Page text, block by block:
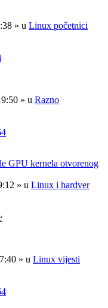
» u Linux početnici
» u Razno
GPU kernela otvorenog
» u Linux i hardver
» u Linux vijesti